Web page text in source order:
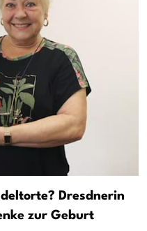
Dresdnerin
zur Geburt